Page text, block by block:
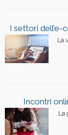
I settori dell’e-
La
Incontri
La